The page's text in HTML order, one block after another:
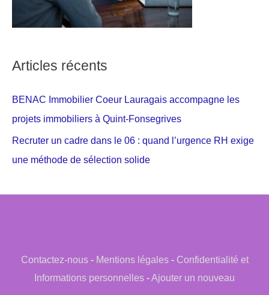
Articles récents
BENAC Immobilier Coeur Lauragais accompagne les
projets immobiliers à Quint-Fonsegrives
Recruter un cadre dans le 06 : quand l’urgence RH exige
une méthode de sélection solide
Contactez-nous- Mentions légales- Confidentialité et
Informations personnelles -Ajouter un nouveau